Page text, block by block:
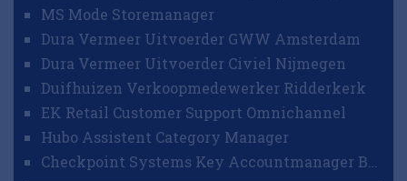
MS Mode Storemanager
Dura Vermeer Uitvoerder GWW Amsterdam
Dura Vermeer Uitvoerder Civiel Nijmegen
Duifhuizen Verkoopmedewerker Ridderkerk
EK Retail Customer Support Omnichannel
Hubo Assistent Category Manager